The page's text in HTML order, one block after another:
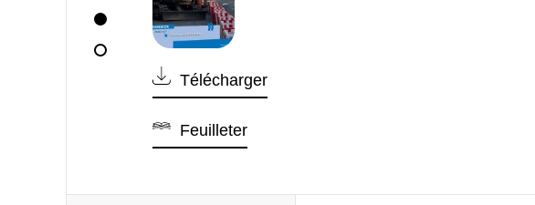
Télécharger
Feuilleter